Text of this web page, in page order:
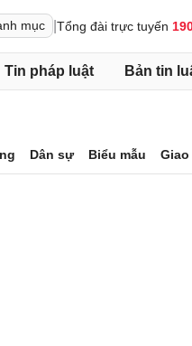
mục Tổng đài trực tuyến
Tin pháp luật Bản tin
Dân sự Biểu mẫu